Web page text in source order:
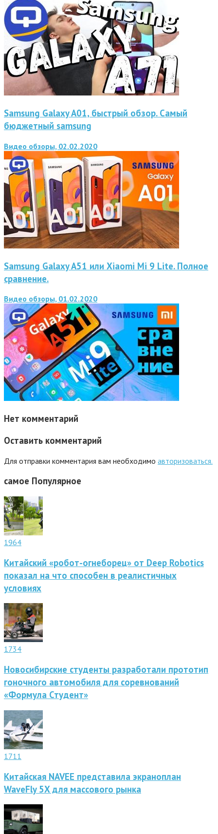
Samsung Galaxy A01, быстрый обзор. Cамый
бюджетный samsung
Видео обзоры, 02.02.2020
Samsung Galaxy A51 или Xiaomi Mi 9 Lite. Полное
сравнение.
Видео обзоры, 01.02.2020
Нет комментарий
Оставить комментарий
Для отправки комментария вам необходимо авторизоваться.
самое Популярное
1964
Китайский «робот-огнеборец» от Deep Robotics
показал на что способен в реалистичных
условиях
1734
Новосибирские студенты разработали прототип
гоночного автомобиля для соревнований
«Формула Студент»
1711
Китайская NAVEE представила экраноплан
WaveFly 5X для массового рынка